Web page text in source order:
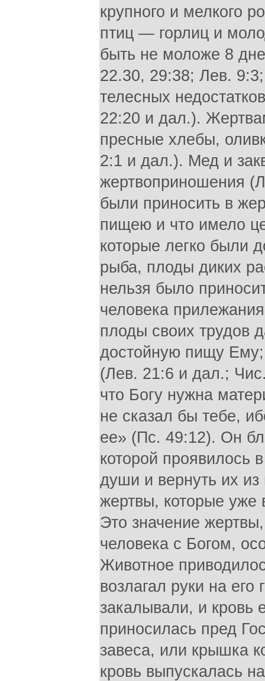
крупного и мелкого
птиц — горлиц и
быть не моложе 8
22.30, 29:38; Лев.
телесных
22:20 и дал.).
пресные хлебы,
2:1 и дал.). Мед и
жертвоприношения
были приносить в
пищею и что имело
которые легко были
рыба, плоды диких
нельзя было
человека
плоды своих трудов
достойную пищу
(Лев. 21:6 и дал.;
что Богу нужна
не сказал бы тебе,
ее» (Пс. 49:12). Он
которой проявилось
души и вернуть их
жертвы, которые уже
Это значение
человека с Богом,
Животное
возлагал руки на
закалывали, и кровь
приносилась пред
завеса, или крышка
кровь выпускалась